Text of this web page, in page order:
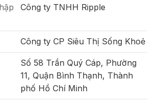
Công ty TNHH Ripple
Công ty CP Siêu Thị Sống Khoẻ
Số 58 Trần Quý Cáp, Phường
11, Quận Bình Thạnh, Thành
phố Hồ Chí Minh